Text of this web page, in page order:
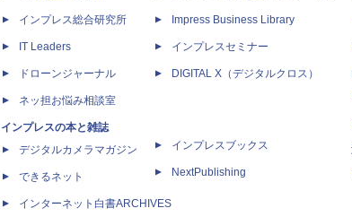
インプレス総合研究所
IT Leaders
ドローンジャーナル
ネッ担お悩み相談室
インプレスの本と雑誌
デジタルカメラマガジン
できるネット
インターネット白書ARCHIVES
Impress Business Library
インプレスセミナー
DIGITAL X（デジタルクロス）
インプレスブックス
NextPublishing